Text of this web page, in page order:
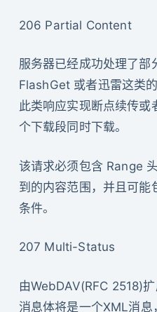
206 Partial Content
服务器已经成功处理了部
FlashGet 或者迅雷这类
此类响应实现断点续传或
个下载段同时下载。
该请求必须包含 Range
到的内容范围，并且可
条件。
207 Multi-Status
由WebDAV(RFC 2518)
消息体将是一个XML消